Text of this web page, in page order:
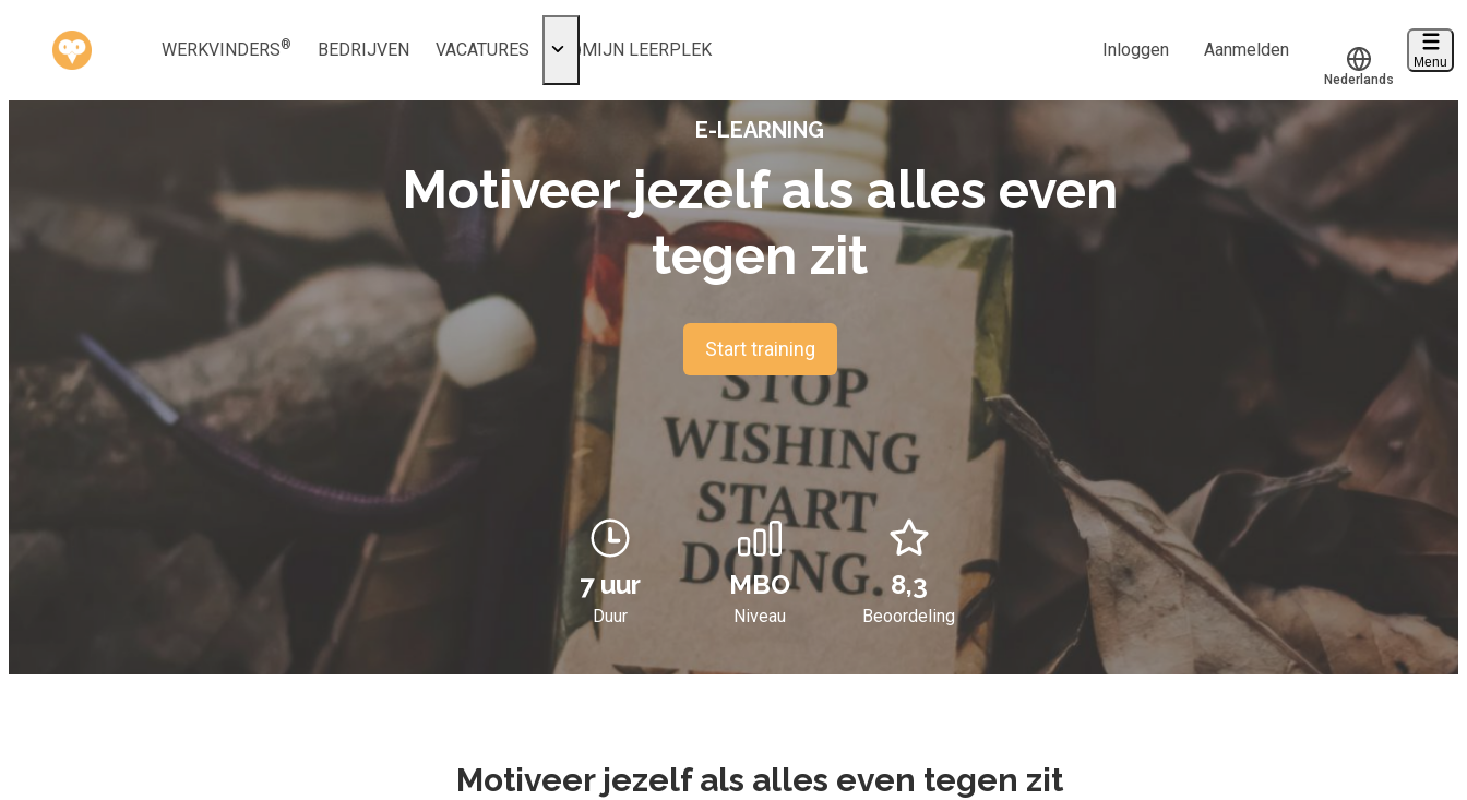
WERKVINDERS® BEDRIJVEN VACATURES MIJN LEERPLEK
Voor mij
Alle onderwerpen
Favoriet
Afgerond
Certificaten
Voucher verzilveren
Account en hulp
klantenservice@hobp.nl
Inloggen Aanmelden
Translate
Nederlands
Menu
E-LEARNING
Motiveer jezelf als alles even
tegen zit
Start training
7 uur MBO 8,3
Duur Niveau Beoordeling
Motiveer jezelf als alles even tegen zit